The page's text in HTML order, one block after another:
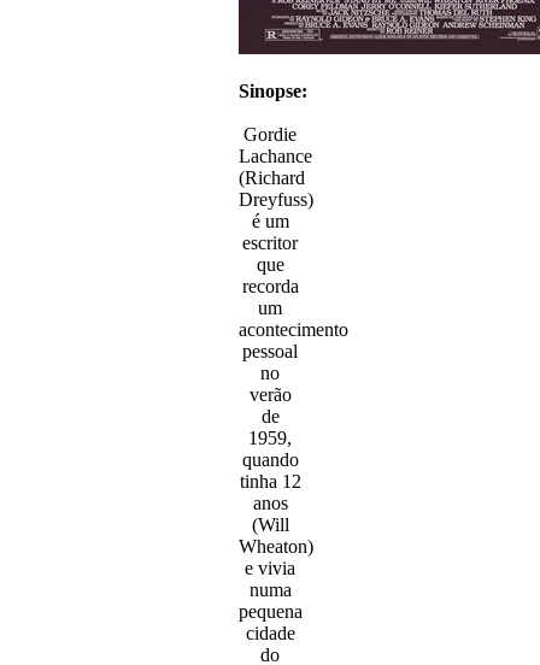
Sinopse:
Gordie
Lachance
(Richard
Dreyfuss)
é um
escritor
que
recorda
um
acontecimento
pessoal
no
verão
de
1959,
quando
tinha 12
anos
(Will
Wheaton)
e vivia
numa
pequena
cidade
do